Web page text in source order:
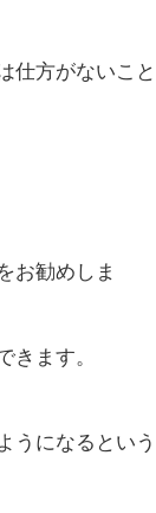
仕方がないこと
お勧めしま
ます。
うになるという